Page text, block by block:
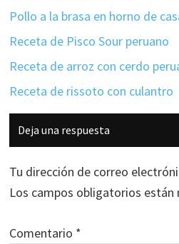
Pollo a la brasa en horno de
Receta de Pisco Sour peruano
Receta de arroz con cerdo
Receta de rissoto con culantro
Interacciones
con
los
lectores
Deja una respuesta
Tu dirección de correo
Los campos obligatorios están
Comentario *